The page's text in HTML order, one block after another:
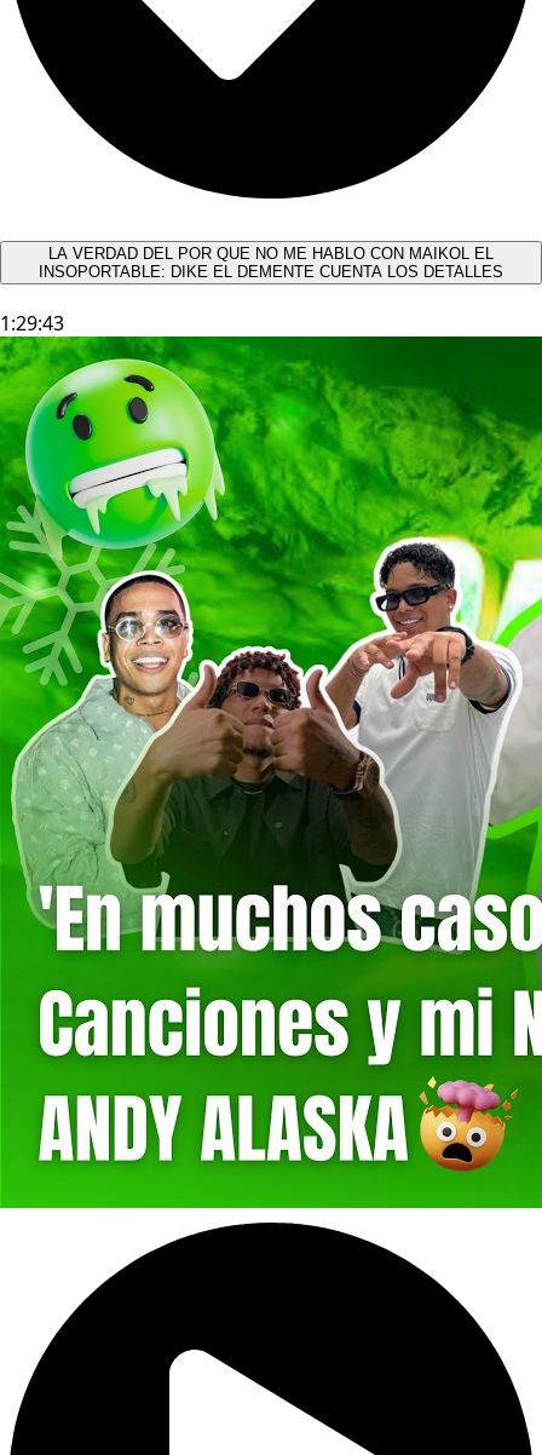
LA VERDAD DEL POR QUE NO ME HABLO CON MAIKOL EL
INSOPORTABLE: DIKE EL DEMENTE CUENTA LOS DETALLES
1:29:43